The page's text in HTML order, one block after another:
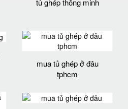
tủ ghép thông minh
mua tủ ghép ở đâu
tphcm